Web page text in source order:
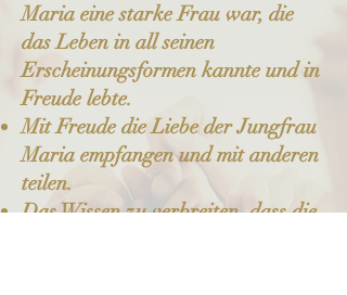
Maria eine starke Frau war, die
das Leben in all seinen
Erscheinungsformen kannte und in
Freude lebte.
Mit Freude die Liebe der Jungfrau
Maria empfangen und mit anderen
teilen.
Das Wissen zu verbreiten, dass die